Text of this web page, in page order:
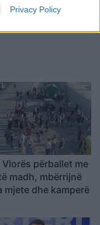
Privacy Policy
përballet me
madh, mbërrijnë
mjete dhe kamperë